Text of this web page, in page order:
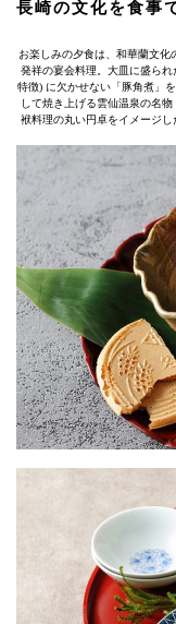
長崎の文化を食事
お楽しみの夕食は、和華蘭文
発祥の宴会料理。大皿に盛ら
特徴) に欠かせない「豚角煮」
して焼き上げる雲仙温泉の名
袱料理の丸い円卓をイメージ